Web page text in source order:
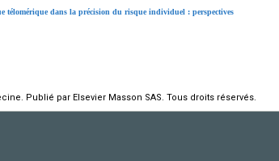
télomérique dans la précision du risque individuel : perspectives
Publié par Elsevier Masson SAS. Tous droits réservés.